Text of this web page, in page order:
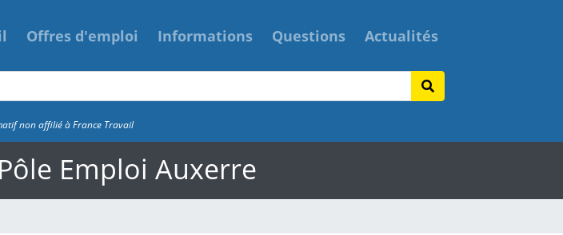
Offres d'emploi Informations Questions Actualités
non affilié à France Travail
Emploi Auxerre